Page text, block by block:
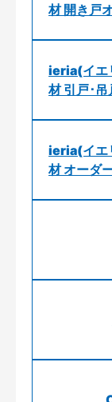
材 開き戸
ieria(イエ
材 引戸･
ieria(イエ
材 オーダ